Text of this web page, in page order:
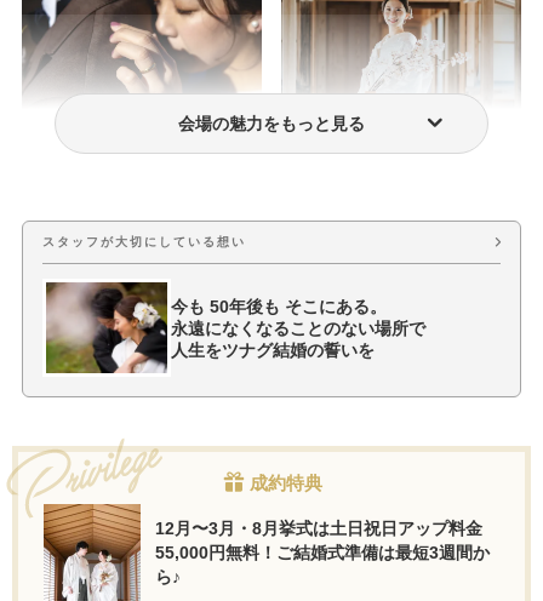
会場の魅力をもっと見る
スタッフが大切にしている想い
今も 50年後も そこにある。
永遠になくなることのない場所で
人生をツナグ結婚の誓いを
成約特典
12月〜3月・8月挙式は土日祝日アップ料金
55,000円無料！ご結婚式準備は最短3週間か
ら♪